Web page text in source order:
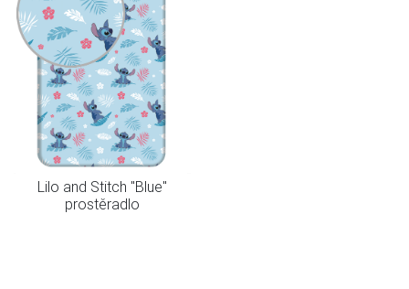
Lilo and Stitch "Blue"
prostěradlo